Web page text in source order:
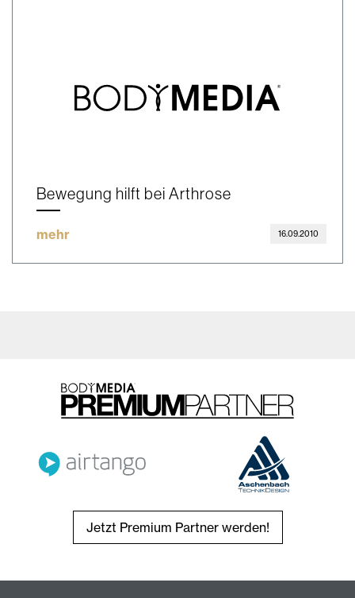
Bewegung hilft bei Arthrose
mehr 16.09.2010
Jetzt Premium Partner werden!